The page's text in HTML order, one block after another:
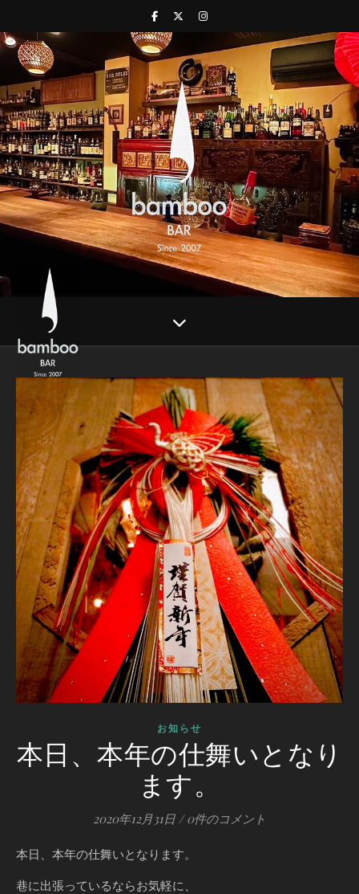
お知らせ
本日、本年の仕舞いとなり
ます。
2020年12月31日 / 0件のコメント
本日、本年の仕舞いとなります。
巷に出張っているならお気軽に、